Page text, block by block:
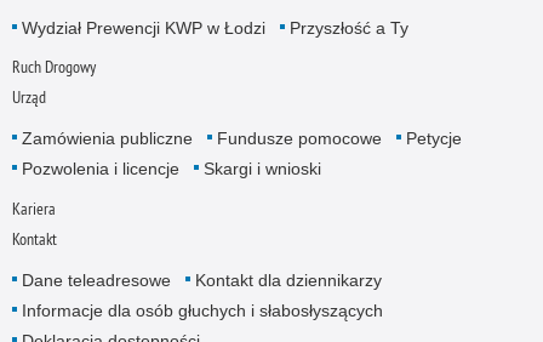
Wydział Prewencji KWP w Łodzi Przyszłość a Ty
Ruch Drogowy
Urząd
Zamówienia publiczne Fundusze pomocowe
Petycje
Pozwolenia i licencje
Skargi i wnioski
Kariera
Kontakt
Dane teleadresowe
Kontakt dla dziennikarzy
Informacje dla osób głuchych i słabosłyszących